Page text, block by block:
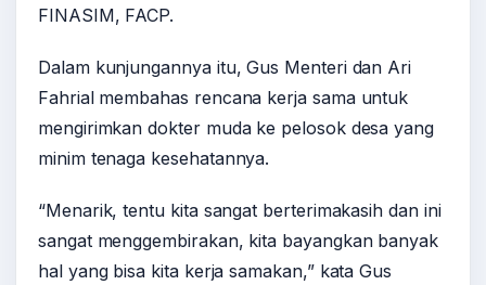
FINASIM, FACP.
Dalam kunjungannya itu, Gus Menteri dan Ari
Fahrial membahas rencana kerja sama untuk
mengirimkan dokter muda ke pelosok desa yang
minim tenaga kesehatannya.
“Menarik, tentu kita sangat berterimakasih dan ini
sangat menggembirakan, kita bayangkan banyak
hal yang bisa kita kerja samakan,” kata Gus